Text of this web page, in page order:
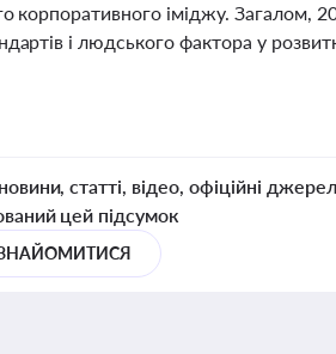
корпоративного іміджу. Загалом,
і людського фактора у
статті, відео, офіційні
цей підсумок